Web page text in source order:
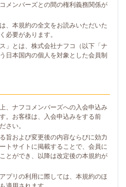
メンバーズとの間の権利義務関係が
、本規約の全文をお読みいただいた
必要があります。
」とは、株式会社ナフコ（以下「ナ
日本国内の個人を対象とした会員制
、ナフコメンバーズへの入会申込み
。お客様は、入会申込みをする前
さい。
旨および変更後の内容ならびに効力
トサイトに掲載することで、会員に
とができ、以降は改定後の本規約が
プリの利用に際しては、本規約のほ